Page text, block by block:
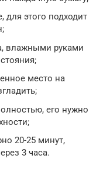
для этого подходит
влажными руками
место на
его нужно
20-25 минут,
3 часа.